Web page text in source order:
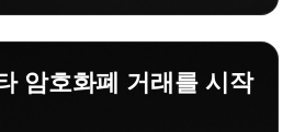
암호화폐 거래를 시작